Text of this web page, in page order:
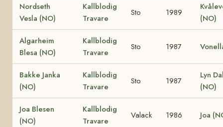
Nordseth
Vesla (NO)
Kallblodig
Travare
Sto 1989
(NO)
Algarheim
Blesa (NO)
Kallblodig
Travare
Sto 1987
Bakke Janka
(NO)
Kallblodig
Travare
Sto 1987
Lyn
(NO)
Joa Blesen
(NO)
Kallblodig
Travare
Valack 1986 Joa